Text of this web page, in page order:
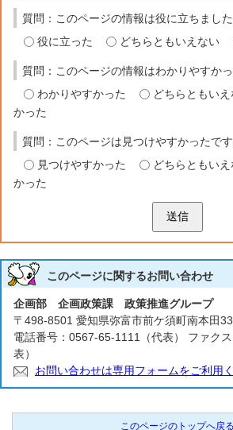
質問：このページの情報は役に立ちました
役に立った
どちらともいえない
質問：このページの情報はわかりやすか
わかりやすかった
どちらともい
かった
質問：このページは見つけやすかったです
見つけやすかった
どちらともい
かった
送信
このページに関するお問い合わせ
企画部 企画政策課 政策推進グループ
〒498-8501 愛知県弥富市前ケ須町南本田
電話番号：0567-65-1111（代表） ファク
表）
お問い合わせは専用フォームをご利用く
このページのトップへ戻る